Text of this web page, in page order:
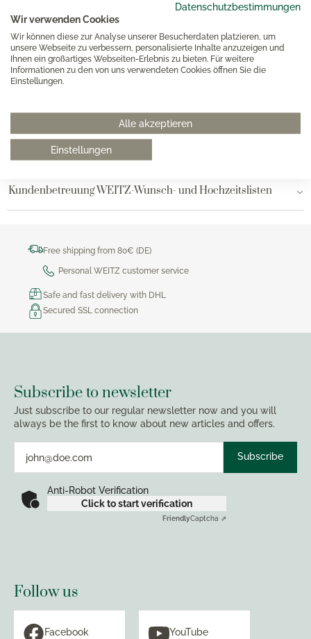
Datenschutzbestimmungen
Wir verwenden Cookies
Wir können diese zur Analyse unserer Besucherdaten platzieren, um
unsere Webseite zu verbessern, personalisierte Inhalte anzuzeigen und
Ihnen ein großartiges Webseiten-Erlebnis zu bieten. Für weitere
Informationen zu den von uns verwendeten Cookies öffnen Sie die
Einstellungen.
Alle akzeptieren
Einstellungen
Hannover
Hamburg am Neuen Wall
Hamburg AEZ
Kundenbetreuung WEITZ-Onlineshop
Kundenbetreuung WEITZ-Wunsch- und Hochzeitslisten
Free shipping from 80€ (DE)
Personal WEITZ customer service
Safe and fast delivery with DHL
Secured SSL connection
Subscribe to newsletter
Just subscribe to our regular newsletter now and you will
always be the first to know about new articles and offers.
Subscribe
Anti-Robot Verification
Click to start verification
FriendlyCaptcha ⇗
Follow us
Facebook YouTube